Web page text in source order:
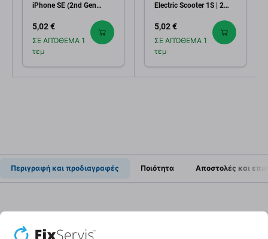
iPhone SE (2nd Gen
5,02 €
ΣΕ ΑΠΌΘΕΜΑ 1
τεμ
Electric Scooter 1S | 2
Pro 2 | Μαύρο | Black
5,02 €
ΣΕ ΑΠΌΘΕΜΑ 1
τεμ
Περιγραφή και προδιαγραφές Ποιότητα Αποστολές και